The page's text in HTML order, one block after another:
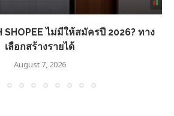
SHOPEE ไม่มีให้สมัครปี 2026? ทาง
เลือกสร้างรายได้
August 7, 2026